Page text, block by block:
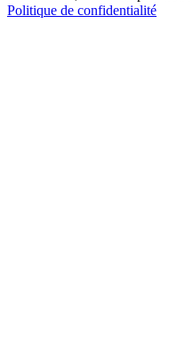
Politique de confidentialité